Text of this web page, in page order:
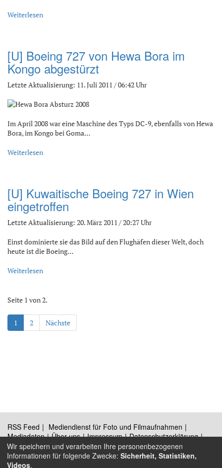
Weiterlesen
[U] Boeing 727 von Hewa Bora im
Kongo abgestürzt
Letzte Aktualisierung: 11. Juli 2011 / 06:42 Uhr
Im April 2008 war eine Maschine des Typs DC-9, ebenfalls von Hewa
Bora, im Kongo bei Goma…
Weiterlesen
[U] Kuwaitische Boeing 727 in Wien
eingetroffen
Letzte Aktualisierung: 20. März 2011 / 20:27 Uhr
Einst dominierte sie das Bild auf den Flughäfen dieser Welt, doch
heute ist die Boeing…
Weiterlesen
Seite 1 von 2.
1 2 Nächste
RSS Feed
Mediendienst für Foto und Filmaufnahmen
Mediadaten
Über uns Impressum
Datenschutzerklärung
Kontakt
Wir speichern und verarbeiten Ihre personenbezogenen
Informationen für folgende Zwecke: Sicherheit, Statistiken,
Videos.